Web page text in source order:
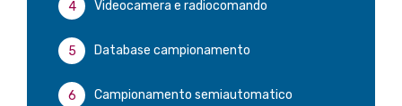
Videocamera e radiocomando
Database campionamento
Campionamento semiautomatico